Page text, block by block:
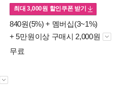
최대3,000원 할인쿠폰 받기
840원(5%) + 멤버십(3~1%)
+ 5만원이상 구매시 2,000원
무료